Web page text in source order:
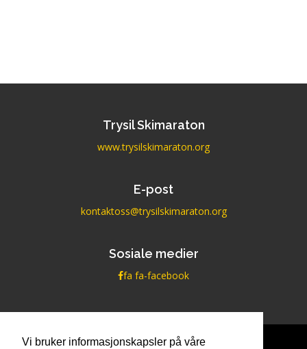
Vi bruker informasjonskapsler på våre
Trysil Skimaraton
www.trysilskimaraton.org
E-post
kontaktoss@trysilskimaraton.org
Sosiale medier
fa fa-facebook